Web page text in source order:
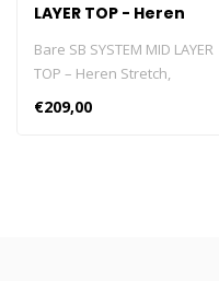
LAYER TOP - Heren
Bare SB SYSTEM MID LAYER
TOP – Heren Stretch,
ademend en drukvaste
fleece gemaakt van
€209,00